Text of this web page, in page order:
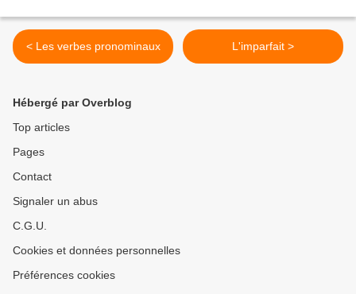
< Les verbes pronominaux L'imparfait >
Hébergé par Overblog
Top articles
Pages
Contact
Signaler un abus
C.G.U.
Cookies et données personnelles
Préférences cookies